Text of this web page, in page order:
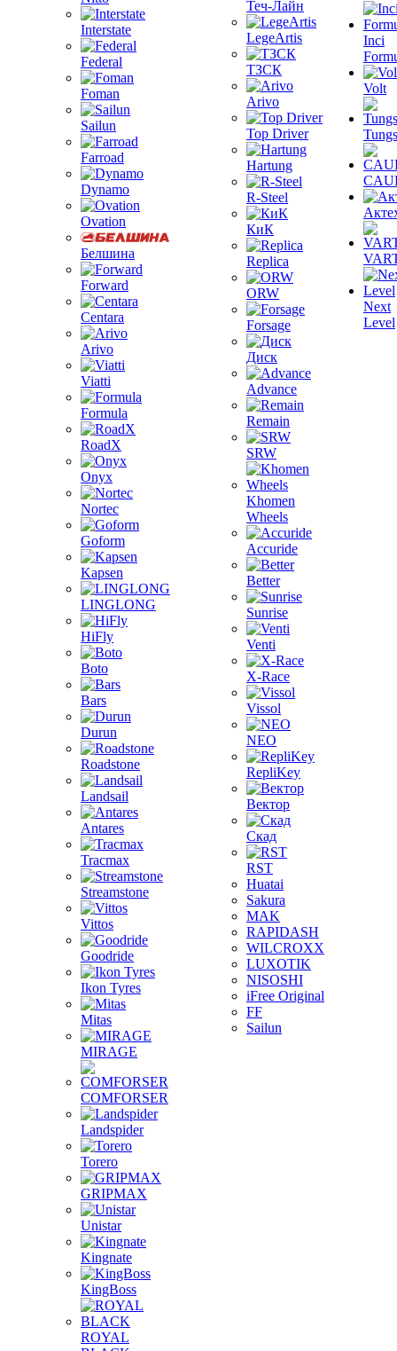
Interstate
Federal
Foman
Sailun
Farroad
Dynamo
Ovation
Белшина
Forward
Centara
Arivo
Viatti
Formula
RoadX
Onyx
Nortec
Goform
Kapsen
LINGLONG
HiFly
Boto
Bars
Durun
Roadstone
Landsail
Antares
Tracmax
Streamstone
Vittos
Goodride
Ikon Tyres
Mitas
MIRAGE
COMFORSER
Landspider
Torero
GRIPMAX
Unistar
Kingnate
KingBoss
ROYAL
Теч-Лайн
LegeArtis
ТЗСК
Arivo
Top Driver
Hartung
R-Steel
КиК
Replica
ORW
Forsage
Диск
Advance
Remain
SRW
Khomen
Wheels
Accuride
Better
Sunrise
Venti
X-Race
Vissol
NEO
RepliKey
Вектор
Скад
RST
Huatai
Sakura
MAK
RAPIDASH
WILCROXX
LUXOTIK
NISOSHI
iFree Original
FF
Sailun
Inci
Volt
Next
Level